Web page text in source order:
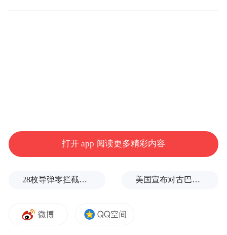
“中国茅台·国之栋梁”公益助学项目自2012年
门。如今，茅台将该行动全面升级为公益品
打开 app 阅读更多精彩内容
28枚导弹零拦截！基辅防空失灵，西方靠不住了 美国宣布对古巴实施新一轮制裁